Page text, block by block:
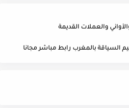
والعملات القديمة
السياقة بالمغرب رابط مباشر مجاناً